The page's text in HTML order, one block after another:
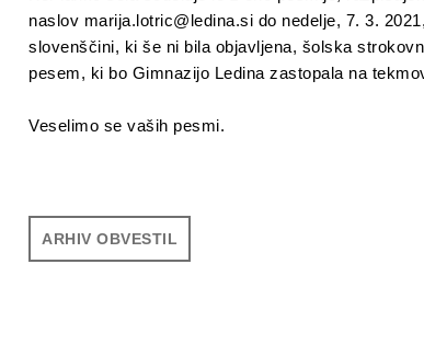
naslov marija.lotric@ledina.si do nedelje, 7. 3.
slovenščini, ki še ni bila objavljena, šolska
pesem, ki bo Gimnazijo Ledina zastopala na
Veselimo se vaših pesmi.
ARHIV OBVESTIL